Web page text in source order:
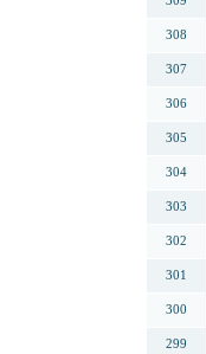
308
307
306
305
304
303
302
301
300
299